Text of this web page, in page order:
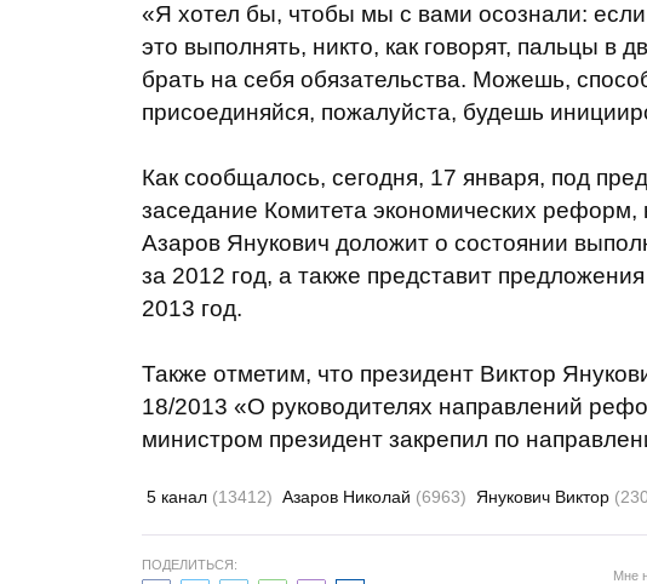
«Я хотел бы, чтобы мы с вами осознали:
это выполнять, никто, как говорят, пальцы в
брать на себя обязательства. Можешь,
присоединяйся, пожалуйста, будешь
Как сообщалось, сегодня, 17 января, под
заседание Комитета экономических
Азаров Янукович доложит о состоянии
за 2012 год, а также представит
2013 год.
Также отметим, что президент Виктор
18/2013 «О руководителях направлений
министром президент закрепил по
5 канал (13412) Азаров Николай (6963) Янукович Виктор
ПОДЕЛИТЬСЯ:
Мне